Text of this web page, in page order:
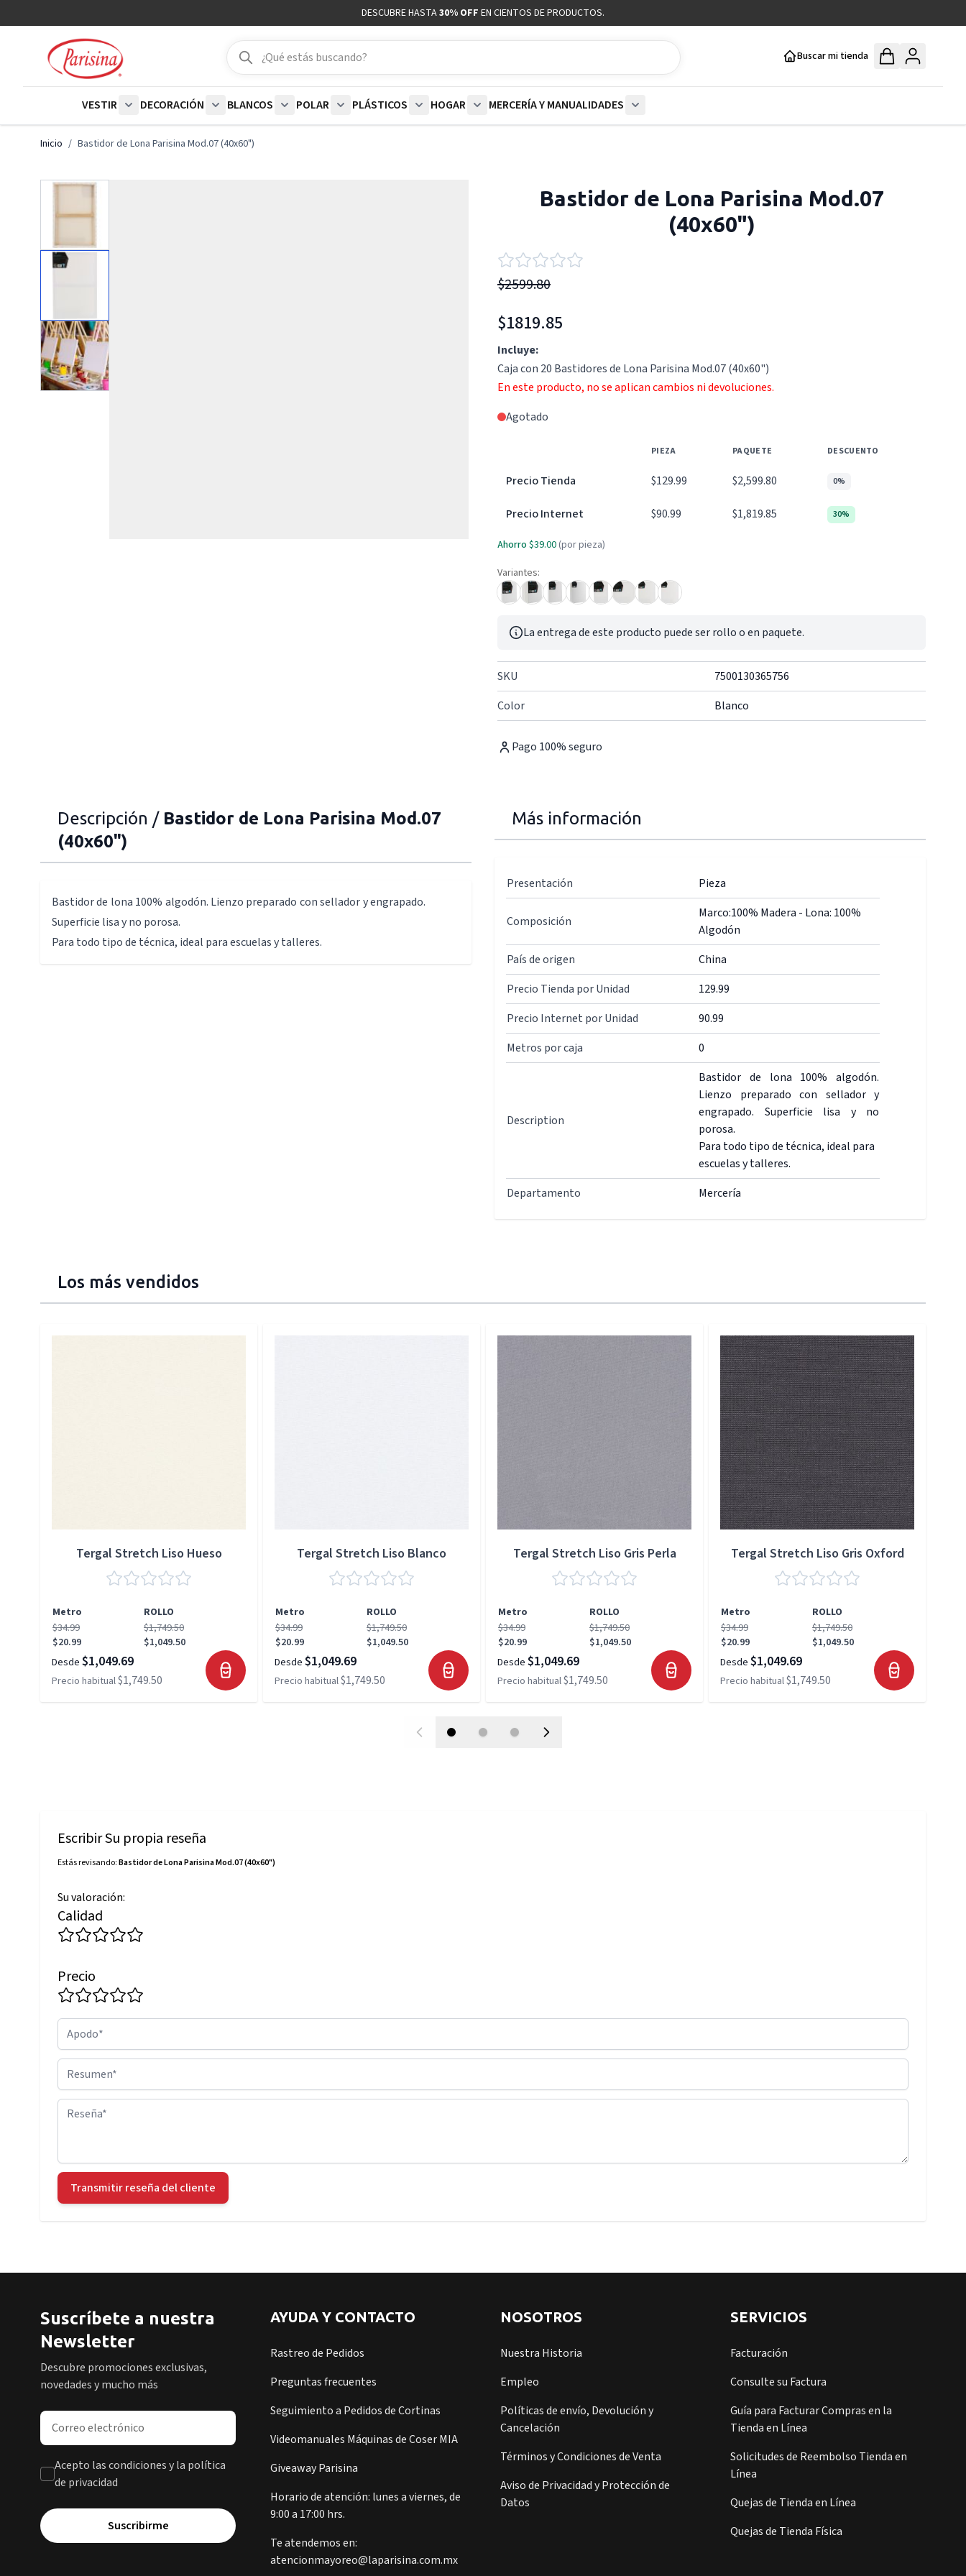
DESCUBRE HASTA30% OFF EN CIENTOS DE PRODUCTOS.
Buscar
Buscar
Buscar mi tienda
VESTIR
DECORACIÓN
BLANCOS
POLAR
PLÁSTICOS
HOGAR
MERCERÍA Y MANUALIDADES
Inicio / Bastidor de Lona Parisina Mod.07 (40x60")
Bastidor de Lona Parisina Mod.07
(40x60")
$2599.80
$1819.85
Incluye:
Caja con 20 Bastidores de Lona Parisina Mod.07 (40x60")
En este producto, no se aplican cambios ni devoluciones.
Agotado
PIEZA PAQUETE DESCUENTO
Precio Tienda $129.99 $2,599.80 0%
Precio Internet $90.99 $1,819.85 30%
Ahorro $39.00 (por pieza)
Variantes:
La entrega de este producto puede ser rollo o en paquete.
SKU
7500130365756
Color
Blanco
Pago 100% seguro
Descripción / Bastidor de Lona Parisina Mod.07
(40x60")
Bastidor de lona 100% algodón. Lienzo preparado con sellador y engrapado.
Superficie lisa y no porosa.
Para todo tipo de técnica, ideal para escuelas y talleres.
Más información
Presentación Pieza
Composición
Marco:100% Madera - Lona: 100%
Algodón
País de origen
China
Precio Tienda por Unidad
129.99
Precio Internet por Unidad
90.99
Metros por caja
0
Description
Bastidor de lona 100% algodón.
Lienzo preparado con sellador y
engrapado. Superficie lisa y no
porosa.
Para todo tipo de técnica, ideal para
escuelas y talleres.
Departamento
Mercería
Los más vendidos
Tergal Stretch Liso Hueso
Metro
ROLLO
$34.99
$20.99
$1,749.50
$1,049.50
Desde $1,049.69
Precio habitual$1,749.50
Tergal Stretch Liso Blanco
Metro
ROLLO
$34.99
$20.99
$1,749.50
$1,049.50
Desde $1,049.69
Precio habitual$1,749.50
Tergal Stretch Liso Gris Perla
Metro
ROLLO
$34.99
$20.99
$1,749.50
$1,049.50
Desde $1,049.69
Precio habitual$1,749.50
Tergal Stretch Liso Gris Oxford
Metro
ROLLO
$34.99
$20.99
$1,749.50
$1,049.50
Desde $1,049.69
Precio habitual$1,749.50
Escribir Su propia reseña
Estás revisando:Bastidor de Lona Parisina Mod.07 (40x60")
Su valoración:
Calidad
Precio
Apodo
Resumen
Reseña
Transmitir reseña del cliente
Suscríbete a nuestra
Newsletter
Descubre promociones exclusivas,
novedades y mucho más
Dirección de correo electrónico
Acepto las condiciones y la política
de privacidad
Suscribirme
AYUDA Y CONTACTO
Rastreo de Pedidos
Preguntas frecuentes
Seguimiento a Pedidos de Cortinas
Videomanuales Máquinas de Coser MIA
Giveaway Parisina
Horario de atención: lunes a viernes, de
9:00 a 17:00 hrs.
Te atendemos en:
atencionmayoreo@laparisina.com.mx
NOSOTROS
Nuestra Historia
Empleo
Políticas de envío, Devolución y
Cancelación
Términos y Condiciones de Venta
Aviso de Privacidad y Protección de
Datos
SERVICIOS
Facturación
Consulte su Factura
Guía para Facturar Compras en la
Tienda en Línea
Solicitudes de Reembolso Tienda en
Línea
Quejas de Tienda en Línea
Quejas de Tienda Física